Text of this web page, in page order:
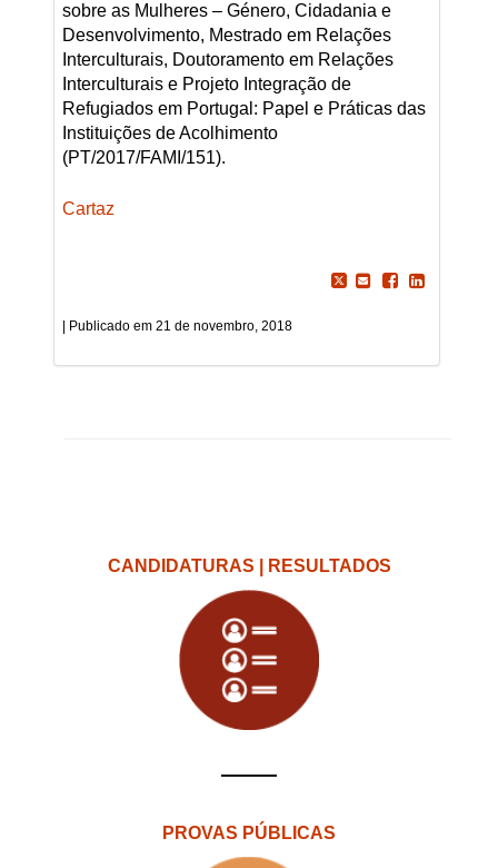
sobre as Mulheres – Género, Cidadania e
Desenvolvimento, Mestrado em Relações
Interculturais, Doutoramento em Relações
Interculturais e Projeto Integração de
Refugiados em Portugal: Papel e Práticas das
Instituições de Acolhimento
(PT/2017/FAMI/151).
Cartaz
21 de novembro, 2018
CANDIDATURAS | RESULTADOS
PROVAS PÚBLICAS